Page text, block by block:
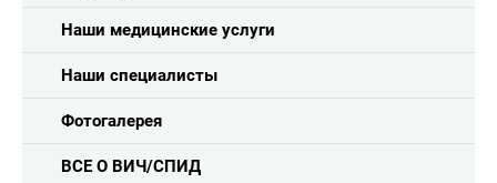
Наши медицинские услуги
Наши специалисты
Фотогалерея
ВСЕ О ВИЧ/СПИД